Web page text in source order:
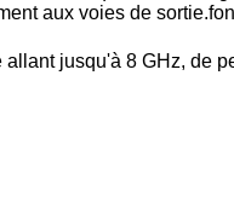
aux voies de
jusqu'à 8 GHz, de